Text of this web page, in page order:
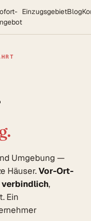
EinzugsgebietBlog
Umgebung —
Häuser.Vor-Ort-
verbindlich,
Ein